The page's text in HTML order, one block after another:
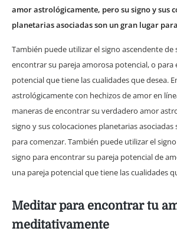
amor astrológicamente, pero su signo y sus
planetarias asociadas son un gran lugar
También puede utilizar el signo ascendente de
encontrar su pareja amorosa potencial, o
potencial que tiene las cualidades que desea.
astrológicamente con hechizos de amor en
maneras de encontrar su verdadero amor
signo y sus colocaciones planetarias
para comenzar. También puede utilizar el
signo para encontrar su pareja potencial de
una pareja potencial que tiene las cualidades
Meditar para encontrar tu
meditativamente